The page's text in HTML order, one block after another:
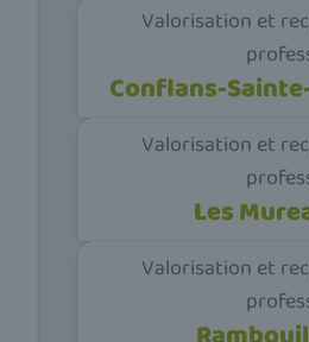
Valorisation et
Conflans-
Valorisation et
Les
Valorisation et